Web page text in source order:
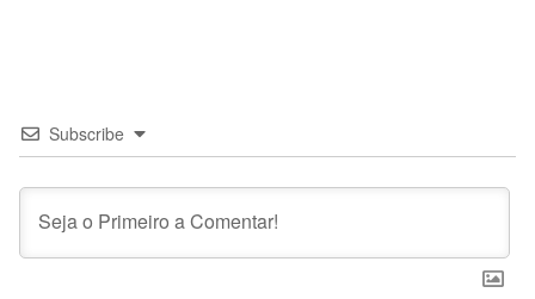
Subscribe